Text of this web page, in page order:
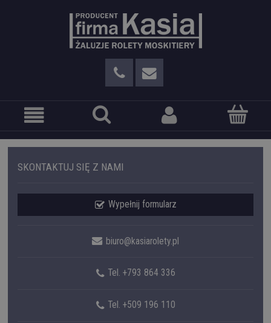
SKONTAKTUJ SIĘ Z NAMI
Wypełnij formularz
biuro@kasiarolety.pl
Tel. +793 864 336
Tel. +509 196 110